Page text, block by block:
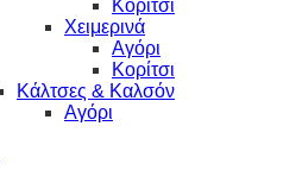
Κορίτσι
Χειμερινά
Αγόρι
Κορίτσι
Κάλτσες & Καλσόν
Αγόρι